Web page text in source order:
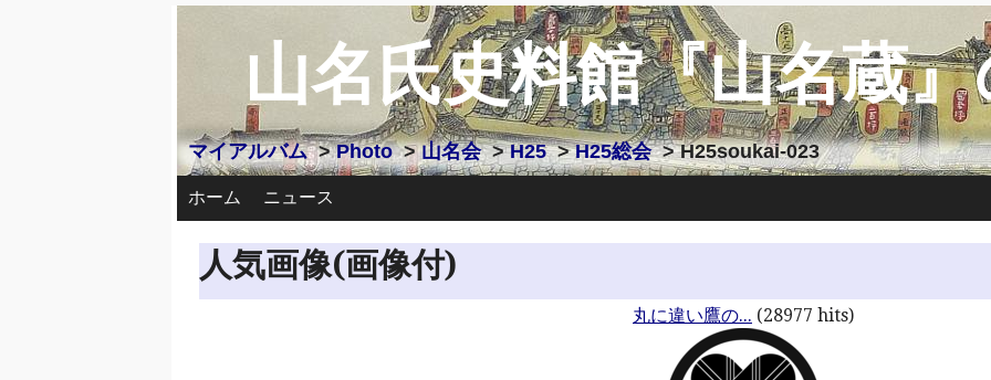
山名氏史料館『山名蔵
マイアルバム>Photo>山名会>H25>H25総会> H25soukai-023
ホーム ニュース
人気画像(画像付)
丸に違い鷹の... (28977 hits)